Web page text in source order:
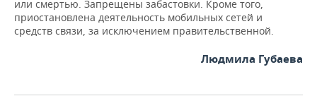
ФИГУРНОЕ КАТАНИЕ
ХОККЕЙ С МЯЧОМ
МЕДИЦИНА
ПРОИСШЕСТВИЯ
или смертью. Запрещены забастовки. Кроме того,
приостановлена деятельность мобильных сетей и
средств связи, за исключением правительственной.
Людмила Губаева